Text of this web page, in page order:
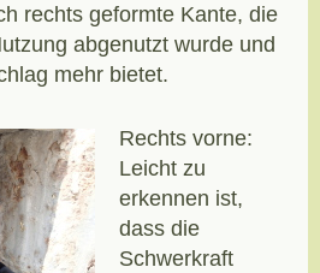
rechts geformte Kante, die
abgenutzt wurde und
mehr bietet.
Rechts vorne:
Leicht zu
erkennen ist,
dass die
Schwerkraft